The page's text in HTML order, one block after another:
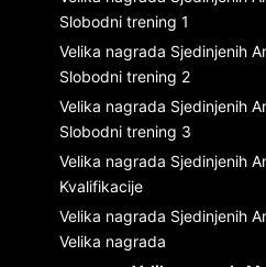
Slobodni trening 1
Velika nagrada Sjedinjenih
Slobodni trening 2
Velika nagrada Sjedinjenih
Slobodni trening 3
Velika nagrada Sjedinjenih
Kvalifikacije
Velika nagrada Sjedinjenih
Velika nagrada